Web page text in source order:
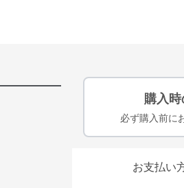
購入
必ず購入前に
お支払い